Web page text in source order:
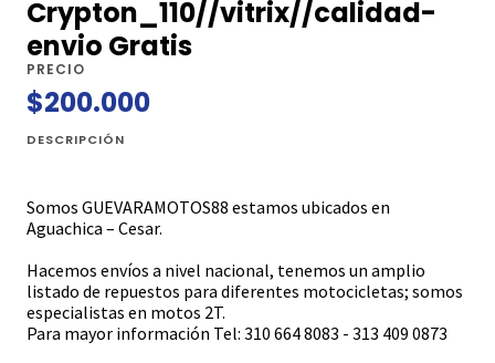
Crypton_110//vitrix//calidad-
envio Gratis
PRECIO
$200.000
DESCRIPCIÓN
Somos GUEVARAMOTOS88 estamos ubicados en
Aguachica – Cesar.
Hacemos envíos a nivel nacional, tenemos un amplio
listado de repuestos para diferentes motocicletas; somos
especialistas en motos 2T.
Para mayor información Tel: 310 664 8083 - 313 409 0873